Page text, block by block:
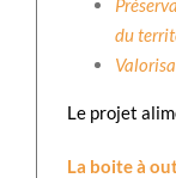
du
Le projet
La boite à